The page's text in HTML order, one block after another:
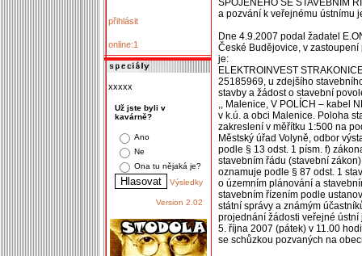
přihlásit
online:1
xxxxx
Už jste byli v
kavárně?
Ano
Ne
Ona tu nějaká je?
Výsledky
Version 2.02
SPOJENÉHO SE STAVEBNÍM
a pozvání k veřejnému ústnímu
Dne 4.9.2007 podal žadatel
České Budějovice, v
je:
ELEKTROINVEST
25185969, u zdejšího
stavby a žádost o stavební
,, Malenice, V POLÍCH – kabel
v k.ú. a obci Malenice. Poloha
zakreslení v měřítku 1:500 na
Městský úřad Volyně, odbor
podle § 13 odst. 1 písm. f)
stavebním řádu (stavební
oznamuje podle § 87 odst. 1
o územním plánování a
stavebním řízením podle
státní správy a známým
projednání žádosti veřejné
5. října 2007 (pátek) v 11.00
se schůzkou pozvaných na